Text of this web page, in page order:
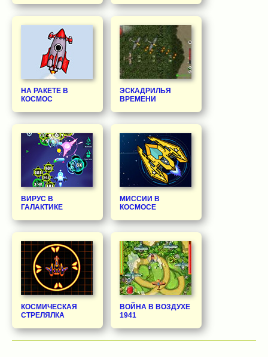
НА РАКЕТЕ В
КОСМОС
ЭСКАДРИЛЬЯ
ВРЕМЕНИ
ВИРУС В
ГАЛАКТИКЕ
МИССИИ В
КОСМОСЕ
КОСМИЧЕСКАЯ
СТРЕЛЯЛКА
ВОЙНА В ВОЗДУХЕ
1941